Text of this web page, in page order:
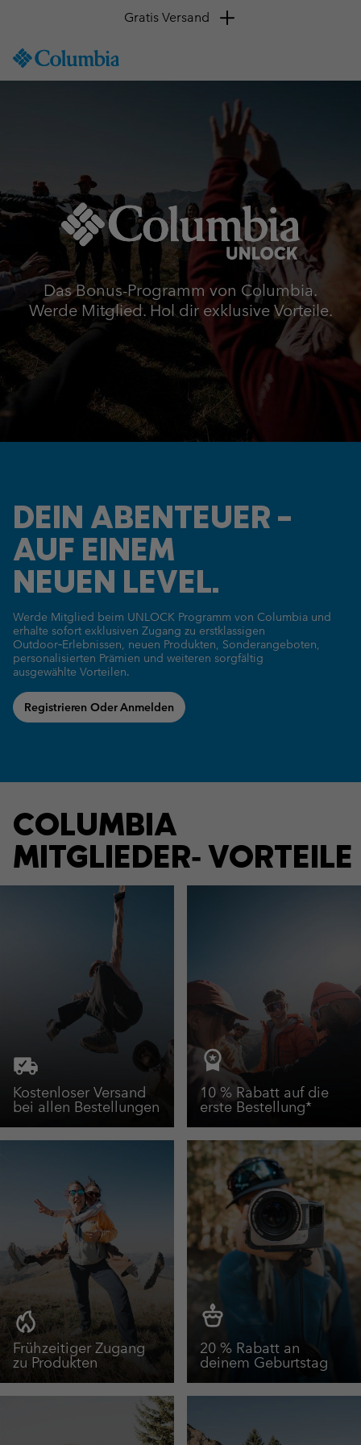
TO
SKIP
TO
SEARCH
Kostenlose Retouren
Das Bonus-Programm von Columbia.
Werde Mitglied. Hol dir exklusive Vorteile.
DEIN ABENTEUER –
AUF EINEM
NEUEN LEVEL.
Werde Mitglied beim UNLOCK Programm von Columbia und
erhalte sofort exklusiven Zugang zu erstklassigen
Outdoor‑Erlebnissen, neuen Produkten, Sonderangeboten,
personalisierten Prämien und weiteren sorgfältig
ausgewählte Vorteilen.
Registrieren Oder Anmelden
COLUMBIA
MITGLIEDER‑ VORTEILE
Kostenloser Versand
bei allen Bestellungen
10 % Rabatt auf die
erste Bestellung*
Frühzeitiger Zugang
zu Produkten
20 % Rabatt an
deinem Geburtstag